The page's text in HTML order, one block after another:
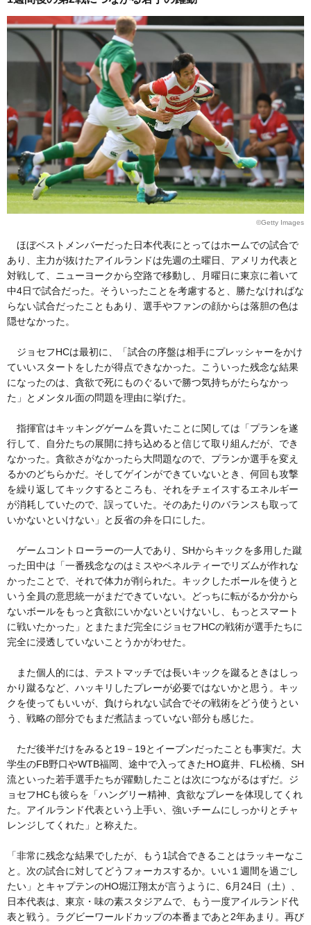
©Getty Images
ほぼベストメンバーだった日本代表にとってはホームでの試合で
あり、主力が抜けたアイルランドは先週の土曜日、アメリカ代表と
対戦して、ニューヨークから空路で移動し、月曜日に東京に着いて
中4日で試合だった。そういったことを考慮すると、勝たなければな
らない試合だったこともあり、選手やファンの顔からは落胆の色は
隠せなかった。
ジョセフHCは最初に、「試合の序盤は相手にプレッシャーをかけ
ていいスタートをしたが得点できなかった。こういった残念な結果
になったのは、貪欲で死にものぐるいで勝つ気持ちがたらなかっ
た」とメンタル面の問題を理由に挙げた。
指揮官はキッキングゲームを貫いたことに関しては「プランを遂
行して、自分たちの展開に持ち込めると信じて取り組んだが、でき
なかった。貪欲さがなかったら大問題なので、プランか選手を変え
るかのどちらかだ。そしてゲインができていないとき、何回も攻撃
を繰り返してキックするところも、それをチェイスするエネルギー
が消耗していたので、誤っていた。そのあたりのバランスも取って
いかないといけない」と反省の弁を口にした。
ゲームコントローラーの一人であり、SHからキックを多用した蹴
った田中は「一番残念なのはミスやペネルティーでリズムが作れな
かったことで、それで体力が削られた。キックしたボールを使うと
いう全員の意思統一がまだできていない。どっちに転がるか分から
ないボールをもっと貪欲にいかないといけないし、もっとスマート
に戦いたかった」とまたまだ完全にジョセフHCの戦術が選手たちに
完全に浸透していないことうかがわせた。
また個人的には、テストマッチでは長いキックを蹴るときはしっ
かり蹴るなど、ハッキリしたプレーが必要ではないかと思う。キッ
クを使ってもいいが、負けられない試合でその戦術をどう使うとい
う、戦略の部分でもまだ煮詰まっていない部分も感じた。
ただ後半だけをみると19－19とイーブンだったことも事実だ。大
学生のFB野口やWTB福岡、途中で入ってきたHO庭井、FL松橋、SH
流といった若手選手たちが躍動したことは次につながるはずだ。ジ
ョセフHCも彼らを「ハングリー精神、貪欲なプレーを体現してくれ
た。アイルランド代表という上手い、強いチームにしっかりとチャ
レンジしてくれた」と称えた。
「非常に残念な結果でしたが、もう1試合できることはラッキーなこ
と。次の試合に対してどうフォーカスするか。いい１週間を過ごし
たい」とキャプテンのHO堀江翔太が言うように、6月24日（土）、
日本代表は、東京・味の素スタジアムで、もう一度アイルランド代
表と戦う。ラグビーワールドカップの本番まであと2年あまり。再び